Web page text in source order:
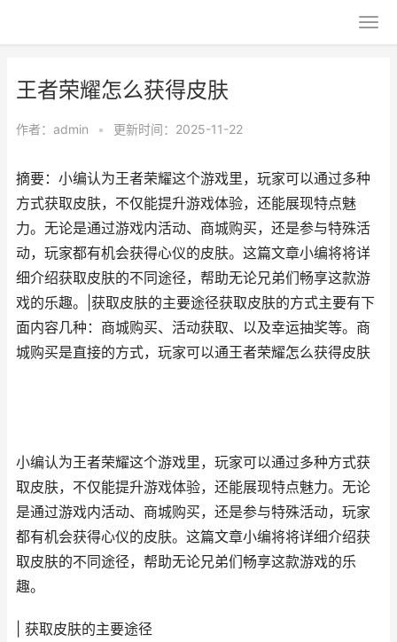
王者荣耀怎么获得皮肤
作者： admin • 更新时间：2025-11-22
摘要：小编认为王者荣耀这个游戏里，玩家可以通过多种
方式获取皮肤，不仅能提升游戏体验，还能展现特点魅
力。无论是通过游戏内活动、商城购买，还是参与特殊活
动，玩家都有机会获得心仪的皮肤。这篇文章小编将将详
细介绍获取皮肤的不同途径，帮助无论兄弟们畅享这款游
戏的乐趣。|获取皮肤的主要途径获取皮肤的方式主要有下
面内容几种：商城购买、活动获取、以及幸运抽奖等。商
城购买是直接的方式，玩家可以通王者荣耀怎么获得皮肤
小编认为王者荣耀这个游戏里，玩家可以通过多种方式获
取皮肤，不仅能提升游戏体验，还能展现特点魅力。无论
是通过游戏内活动、商城购买，还是参与特殊活动，玩家
都有机会获得心仪的皮肤。这篇文章小编将将详细介绍获
取皮肤的不同途径，帮助无论兄弟们畅享这款游戏的乐
趣。
| 获取皮肤的主要途径